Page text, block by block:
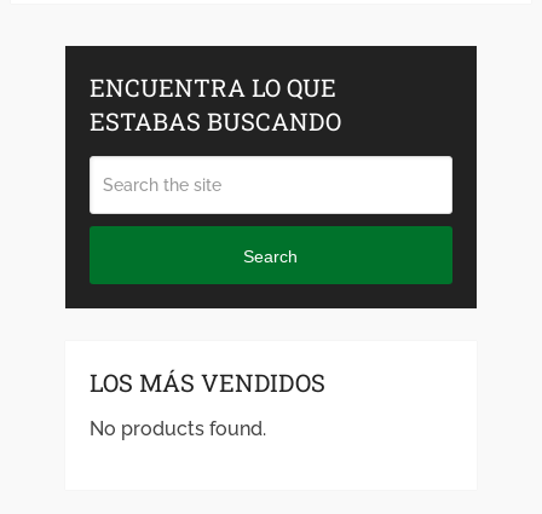
ENCUENTRA LO QUE
ESTABAS BUSCANDO
Search
LOS MÁS VENDIDOS
No products found.